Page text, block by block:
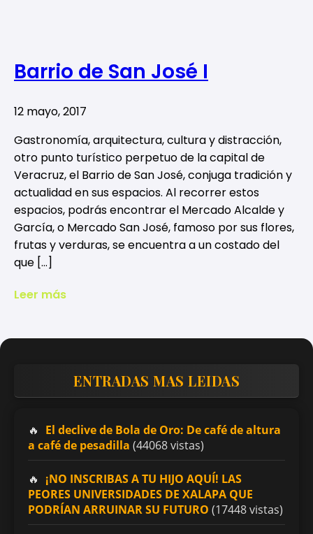
Barrio de San José I
12 mayo, 2017
Gastronomía, arquitectura, cultura y distracción,
otro punto turístico perpetuo de la capital de
Veracruz, el Barrio de San José, conjuga tradición y
actualidad en sus espacios. Al recorrer estos
espacios, podrás encontrar el Mercado Alcalde y
García, o Mercado San José, famoso por sus flores,
frutas y verduras, se encuentra a un costado del
que […]
Leer más
ENTRADAS MAS LEIDAS
El declive de Bola de Oro: De café de altura
a café de pesadilla (44068 vistas)
¡NO INSCRIBAS A TU HIJO AQUÍ! LAS
PEORES UNIVERSIDADES DE XALAPA QUE
PODRÍAN ARRUINAR SU FUTURO (17448 vistas)